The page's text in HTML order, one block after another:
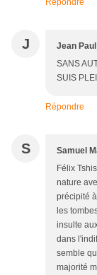
Répondre
J Jean
SANS
SUIS
Répondre
S Samuel
Félix
nature
précipité
les
insulte
dans
semble
majorité